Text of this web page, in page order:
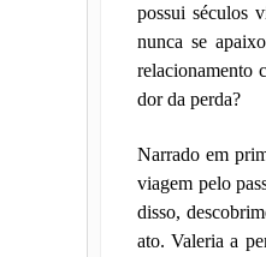
possui séculos
nunca se
relacionamento
dor da perda?
Narrado em
viagem pelo
disso,
ato. Valeria a